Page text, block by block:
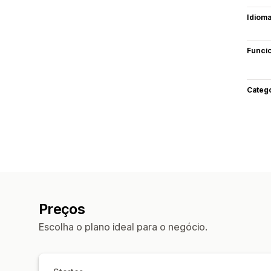
Preços
Escolha o plano ideal para o negócio.